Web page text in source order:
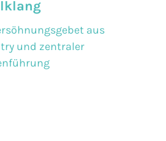
aus
und zentraler